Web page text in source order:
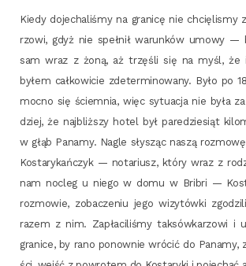
Kie­dy doje­cha­li­śmy na gra­ni­cę nie chcię­li­smy
rzo­wi, gdyż nie speł­nił warun­ków umo­wy —
sam wraz z żoną, aż trzę­śli się na myśl, że
byłem cał­ko­wi­cie zde­ter­mi­no­wa­ny. Było po
moc­no się ściem­nia, więc sytu­acja nie była
dziej, że naj­bliż­szy hotel był pare­dzie­siąt
w głąb Pana­my. Nagle sły­sząc naszą
Kosta­ry­kań­czyk — nota­riusz, któ­ry wraz z
nam noc­leg u nie­go w domu w Bri­bri —
roz­mo­wie, zoba­cze­niu jego wizy­tów­ki
razem z nim. Zapła­ci­li­śmy tak­sów­ka­rzo­wi i
gra­ni­ce, by rano ponow­nie wró­cić do